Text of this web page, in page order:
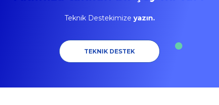
Teknik Destekimize yazın.
TEKNIK DESTEK